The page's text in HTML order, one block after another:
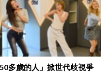
多歲的人」掀世代歧視爭